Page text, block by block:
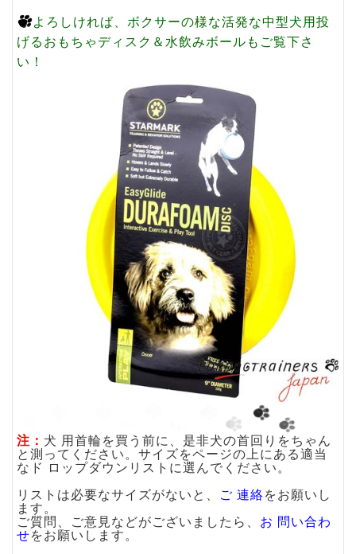
よろしければ、ボクサーの様な活発な中型犬用投
げるおもちゃディスク＆水飲みボール もご覧下さ
い！
注： 犬 用首輪を買う前に、是非犬の首回りをちゃん
と測ってください。サイズをページの上にある適当
なド ロップダウンリストに選んでください。
リストは必要なサイズがないと、
ご 連絡をお願いし
ます。
ご質問、ご意見などがございましたら、 お 問い合わ
せをお願いします。